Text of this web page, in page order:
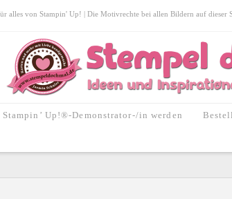
alles von Stampin' Up! | Die Motivrechte bei allen Bildern auf
Stampin’ Up!®-Demonstrator-/in werden